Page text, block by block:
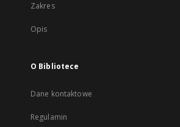
Zakres
Opis
O Bibliotece
Dane kontaktowe
Regulamin